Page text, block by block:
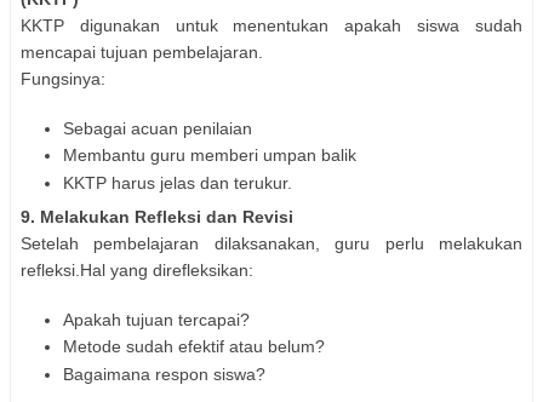
KKTP digunakan untuk menentukan apakah siswa sudah
mencapai tujuan pembelajaran.
Fungsinya:
Sebagai acuan penilaian
Membantu guru memberi umpan balik
KKTP harus jelas dan terukur.
9. Melakukan Refleksi dan Revisi
Setelah pembelajaran dilaksanakan, guru perlu melakukan
refleksi.Hal yang direfleksikan:
Apakah tujuan tercapai?
Metode sudah efektif atau belum?
Bagaimana respon siswa?